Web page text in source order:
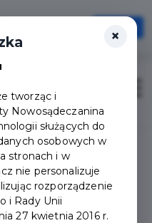
pod ręką
Otwórz
×
tworząc i
Nowosądeczanina
służących do
osobowych w
stronach i w
nie personalizuje
rozporządzenie
i Rady Unii
27 kwietnia 2016 r.